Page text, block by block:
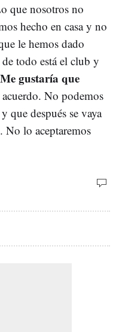
que nosotros no
hecho en casa y no
le hemos dado
todo está el club y
Me gustaría que
No podemos
que después se vaya
No lo aceptaremos